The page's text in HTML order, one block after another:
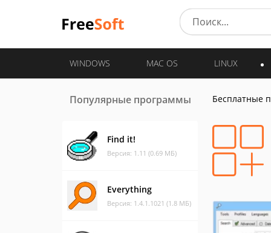
WINDOWS MAC OS LINUX
Популярные программы
Find it!
Версия: 1.11 (0.69 МБ)
Everything
Версия: 1.4.1.1021 (1.8 МБ)
Бесплатные